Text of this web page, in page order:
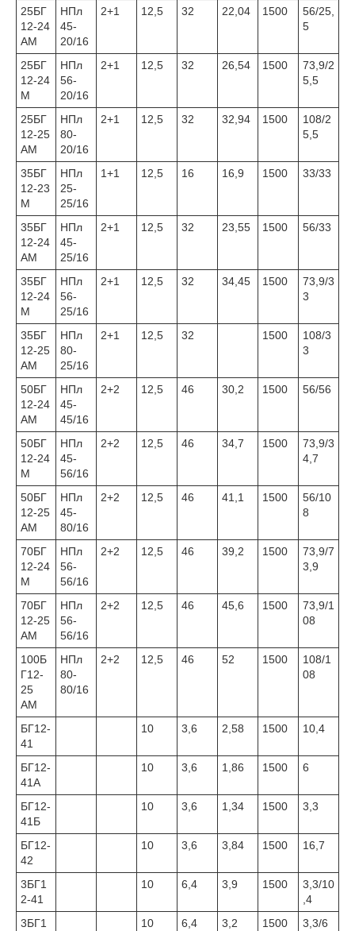
25БГ
12-24
АМ
НПл
45-
20/16
2+1 12,5 32 22,04 1500
56/25,
5
25БГ
12-24
М
НПл
56-
20/16
2+1 12,5 32 26,54 1500
73,9/2
5,5
25БГ
12-25
АМ
НПл
80-
20/16
2+1 12,5 32 32,94 1500
108/2
5,5
35БГ
12-23
М
НПл
25-
25/16
1+1 12,5 16 16,9 1500 33/33
35БГ
12-24
АМ
НПл
45-
25/16
2+1 12,5 32 23,55 1500 56/33
35БГ
12-24
М
НПл
56-
25/16
2+1 12,5 32 34,45 1500
73,9/3
3
35БГ
12-25
АМ
НПл
80-
25/16
2+1 12,5 32 1500
108/3
3
50БГ
12-24
АМ
НПл
45-
45/16
2+2 12,5 46 30,2 1500 56/56
50БГ
12-24
М
НПл
45-
56/16
2+2 12,5 46 34,7 1500
73,9/3
4,7
50БГ
12-25
АМ
НПл
45-
80/16
2+2 12,5 46 41,1 1500
56/10
8
70БГ
12-24
М
НПл
56-
56/16
2+2 12,5 46 39,2 1500
73,9/7
3,9
70БГ
12-25
АМ
НПл
56-
56/16
2+2 12,5 46 45,6 1500
73,9/1
08
100Б
Г12-
25
АМ
НПл
80-
80/16
2+2 12,5 46 52 1500
108/1
08
БГ12-
41
10 3,6 2,58 1500 10,4
БГ12-
41А
10 3,6 1,86 1500 6
БГ12-
41Б
10 3,6 1,34 1500 3,3
БГ12-
42
10 3,6 3,84 1500 16,7
3БГ1
2-41
10 6,4 3,9 1500
3,3/10
,4
3БГ1
10 6,4 3,2 1500 3,3/6